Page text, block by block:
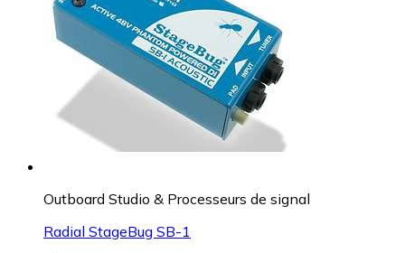
Outboard Studio & Processeurs de signal
Radial StageBug SB-1